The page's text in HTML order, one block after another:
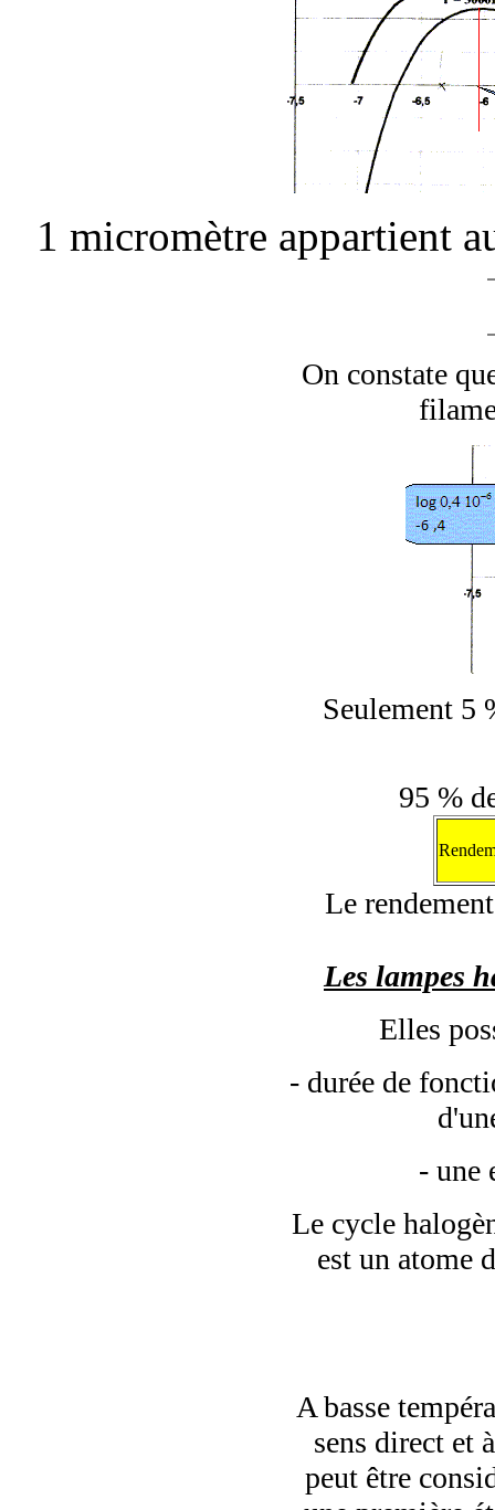
1 micromètre appartient
On constate
Seulement 5
95 %
Le
Les lampes
Elles
- durée de
- une
Le cycle
est un atome
A basse
sens direct et
peut être